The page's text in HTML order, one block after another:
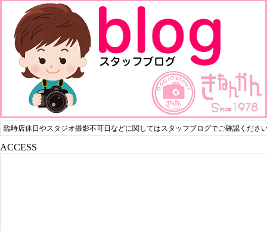
臨時店休日やスタジオ撮影不可日などに関してはスタッフブログでご確認くださ
ACCESS